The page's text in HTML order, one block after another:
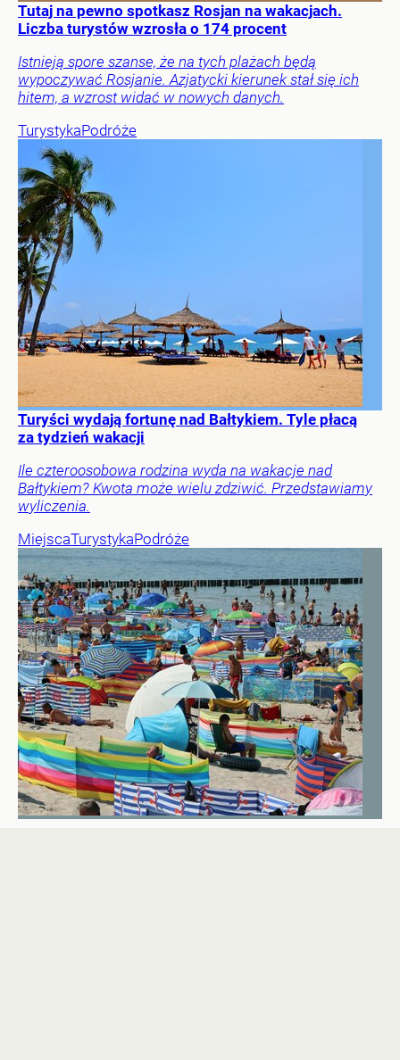
Tutaj na pewno spotkasz Rosjan na wakacjach.
Liczba turystów wzrosła o 174 procent
Istnieją spore szanse, że na tych plażach będą
wypoczywać Rosjanie. Azjatycki kierunek stał się ich
hitem, a wzrost widać w nowych danych.
TurystykaPodróże
Turyści wydają fortunę nad Bałtykiem. Tyle płacą
za tydzień wakacji
Ile czteroosobowa rodzina wyda na wakacje nad
Bałtykiem? Kwota może wielu zdziwić. Przedstawiamy
wyliczenia.
MiejscaTurystykaPodróże